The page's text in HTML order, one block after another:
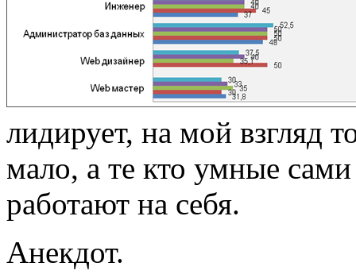
лидирует, на мой взгляд
мало, а те кто умные
работают на себя.
Анекдот.